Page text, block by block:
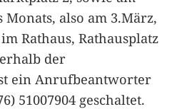
Monats, also am 3.März,
Rathaus, Rathausplatz
der
ein Anrufbeantworter
51007904 geschaltet.